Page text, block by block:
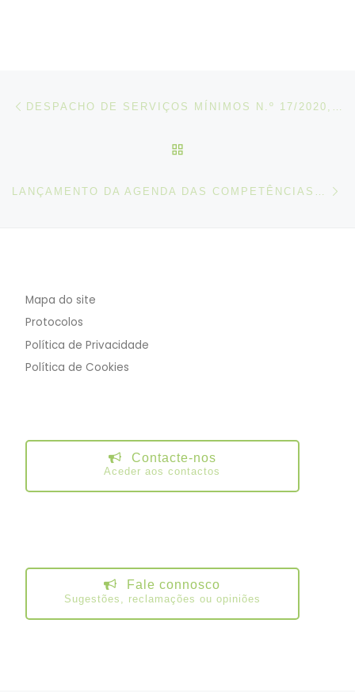
Post navigation
Mapa do site
Protocolos
Política de Privacidade
Política de Cookies
Contacte-nos
Aceder aos contactos
Fale connosco
Sugestões, reclamações ou opiniões